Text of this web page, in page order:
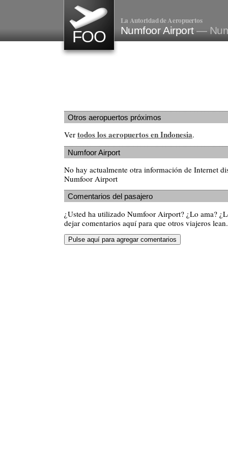
FOO
La Autoridad de Aeropuertos
Numfoor Airport —
Otros aeropuertos próximos
Ver todos los aeropuertos en Indonesia.
Numfoor Airport
No hay actualmente otra información de Internet
Numfoor Airport
Comentarios del pasajero
¿Usted ha utilizado Numfoor Airport? ¿Lo ama?
dejar comentarios aquí para que otros viajeros lean.